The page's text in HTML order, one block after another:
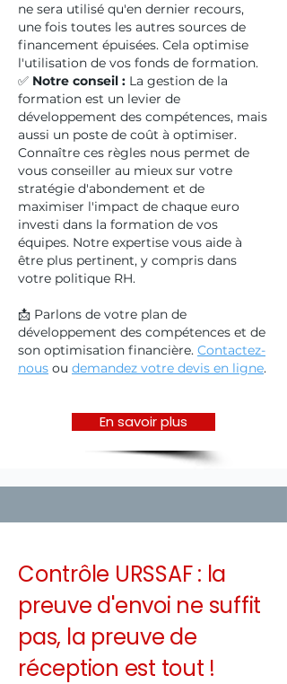
ne sera utilisé qu'en dernier recours,
une fois toutes les autres sources de
financement épuisées. Cela optimise
l'utilisation de vos fonds de formation.
✅ Notre conseil : La gestion de la
formation est un levier de
développement des compétences, mais
aussi un poste de coût à optimiser.
Connaître ces règles nous permet de
vous conseiller au mieux sur votre
stratégie d'abondement et de
maximiser l'impact de chaque euro
investi dans la formation de vos
équipes. Notre expertise vous aide à
être plus pertinent, y compris dans
votre politique RH.
📩 Parlons de votre plan de
développement des compétences et de
son optimisation financière. Contactez-
nous ou demandez votre devis en ligne.
En savoir plus
Contrôle URSSAF : la
preuve d'envoi ne suffit
pas, la preuve de
réception est tout !